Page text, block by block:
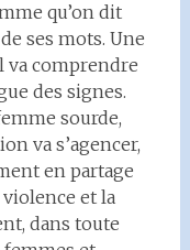
qu’on dit
ses mots. Une
va comprendre
des signes.
sourde,
va s’agencer,
en partage
et la
dans toute